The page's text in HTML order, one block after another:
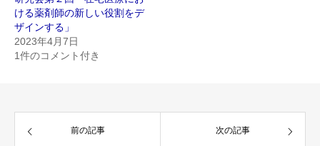
ける薬剤師の新しい役割をデ
ザインする」
2023年4月7日
1件のコメント付き
前の記事 次の記事